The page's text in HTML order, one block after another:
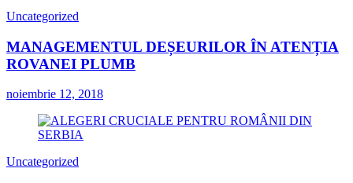
Uncategorized
MANAGEMENTUL DEȘEURILOR ÎN ATENȚIA
ROVANEI PLUMB
noiembrie 12, 2018
Uncategorized